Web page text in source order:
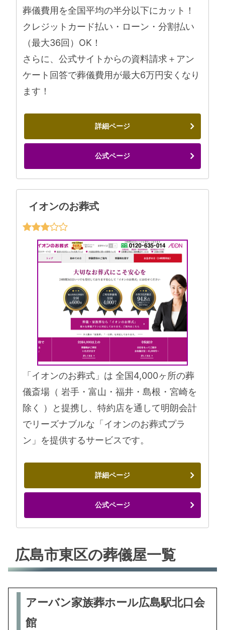
葬儀費用を全国平均の半分以下にカット！
クレジットカード払い・ローン・分割払い
（最大36回）OK！
さらに、公式サイトからの資料請求＋アン
ケート回答で葬儀費用が最大6万円安くなり
ます！
詳細ページ
公式ページ
イオンのお葬式
「イオンのお葬式」は 全国4,000ヶ所の葬
儀斎場（ 岩手・富山・福井・島根・宮崎を
除く ）と提携し、特約店を通して明朗会計
でリーズナブルな「イオンのお葬式プラ
ン」を提供するサービスです。
詳細ページ
公式ページ
広島市東区の葬儀屋一覧
アーバン家族葬ホール広島駅北口会
館